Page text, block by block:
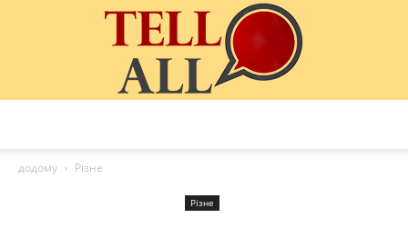
додому
Різне
Різне